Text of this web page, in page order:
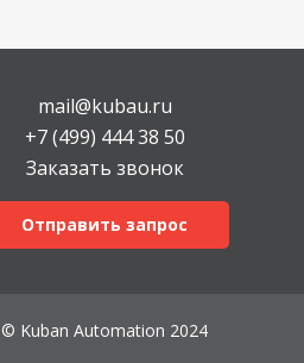
mail@kubau.ru
+7 (499) 444 38 50
Заказать звонок
Отправить запрос
© Kuban Automation 2024